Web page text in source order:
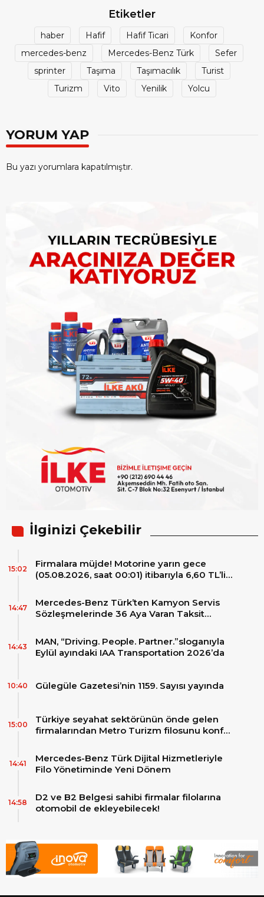
Etiketler
haber Hafif Hafif Ticari
Konfor
mercedes-benz
Mercedes-Benz Türk
Sefer
sprinter
Taşıma Taşımacılık
Turist
Turizm
Vito Yenilik Yolcu
YORUM YAP
Bu yazı yorumlara kapatılmıştır.
İlginizi Çekebilir
Firmalara müjde! Motorine yarın gece
(05.08.2026, saat 00:01) itibarıyla 6,60 TL’lik
15:02
Mercedes-Benz Türk’ten Kamyon Servis
Sözleşmelerinde 36 Aya Varan Taksit
14:47
MAN, “Driving. People. Partner.”sloganıyla
Eylül ayındaki IAA Transportation 2026’da
14:43
Gülegüle Gazetesi’nin 1159. Sayısı yayında
10:40
Türkiye seyahat sektörünün önde gelen
firmalarından Metro Turizm filosunu konfor
MAN Skyliner ile güçlendirdi!
15:00
Mercedes-Benz Türk Dijital Hizmetleriyle
Filo Yönetiminde Yeni Dönem
14:41
D2 ve B2 Belgesi sahibi firmalar filolarına
otomobil de ekleyebilecek!
14:58